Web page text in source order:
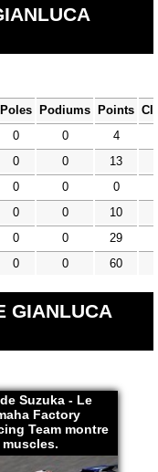
Poles Podiums Points
0 0
4
0 0
13
0 0
0
0 0
10
0 0
29
0 0 60
GIANLUCA
Suzuka - Le
Factory
Team montre
muscles.